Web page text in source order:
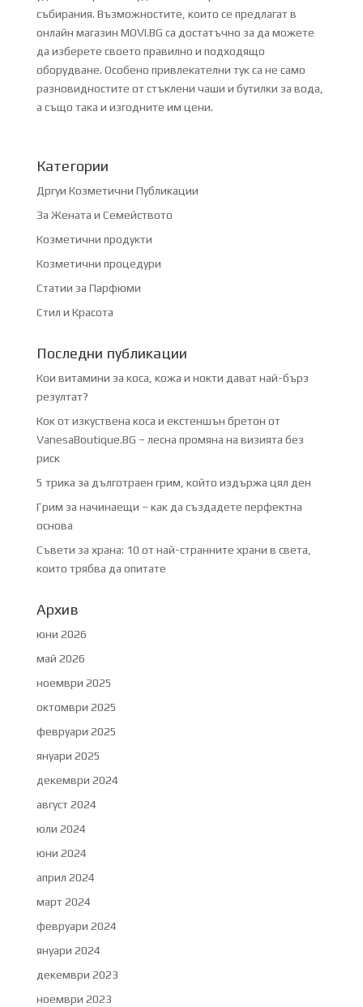
събирания. Възможностите, които се предлагат в
онлайн магазин MOVI.BG са достатъчно за да можете
да изберете своето правилно и подходящо
оборудване. Особено привлекателни тук са не само
разновидностите от стъклени чаши и бутилки за вода,
а също така и изгодните им цени.
Категории
Дргуи Козметични Публикации
За Жената и Семейството
Козметични продукти
Козметични процедури
Статии за Парфюми
Стил и Красота
Последни публикации
Кои витамини за коса, кожа и нокти дават най-бърз
резултат?
Кок от изкуствена коса и екстеншън бретон от
VanesaBoutique.BG – лесна промяна на визията без
риск
5 трика за дълготраен грим, който издържа цял ден
Грим за начинаещи – как да създадете перфектна
основа
Съвети за храна: 10 от най-странните храни в света,
които трябва да опитате
Архив
юни 2026
май 2026
ноември 2025
октомври 2025
февруари 2025
януари 2025
декември 2024
август 2024
юли 2024
юни 2024
април 2024
март 2024
февруари 2024
януари 2024
декември 2023
ноември 2023